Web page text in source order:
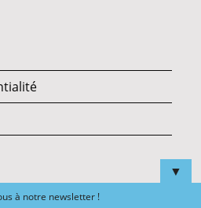
▼
à notre newsletter !